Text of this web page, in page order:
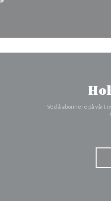
Facebook ((åpner i et nytt
Ved å abonnere på vårt